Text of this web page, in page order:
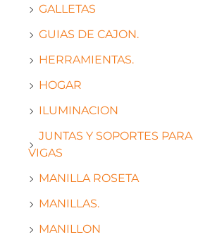
GALLETAS
GUIAS DE CAJON.
HERRAMIENTAS.
HOGAR
ILUMINACION
JUNTAS Y SOPORTES PARA
VIGAS
MANILLA ROSETA
MANILLAS.
MANILLON